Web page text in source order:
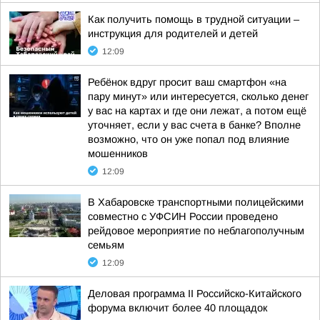
Как получить помощь в трудной ситуации –
инструкция для родителей и детей
12:09
Ребёнок вдруг просит ваш смартфон «на
пару минут» или интересуется, сколько денег
у вас на картах и где они лежат, а потом ещё
уточняет, если у вас счета в банке? Вполне
возможно, что он уже попал под влияние
мошенников
12:09
В Хабаровске транспортными полицейскими
совместно с УФСИН России проведено
рейдовое мероприятие по неблагополучным
семьям
12:09
Деловая программа II Российско-Китайского
форума включит более 40 площадок